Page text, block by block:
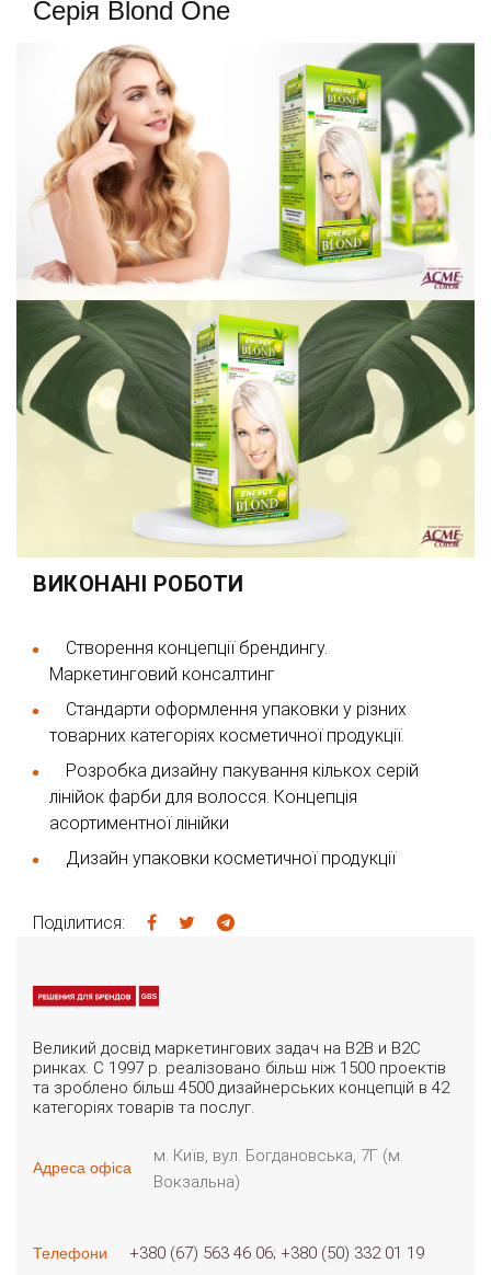
Серія Blond One
ВИКОНАНІ РОБОТИ
Створення концепції брендингу.
Маркетинговий консалтинг
Стандарти оформлення упаковки у різних
товарних категоріях косметичної продукції.
Розробка дизайну пакування кількох серій
лінійок фарби для волосся. Концепція
асортиментної лінійки
Дизайн упаковки косметичної продукції
Поділитися:
Великий досвід маркетингових задач на B2B и B2C
ринках. С 1997 р. реалізовано більш ніж 1500 проектів
та зроблено більш 4500 дизайнерських концепцій в 42
категоріях товарів та послуг.
Адреса офіса
м. Київ, вул. Богдановська, 7Г (м.
Вокзальна)
Телефони +380 (67) 563 46 06 +380 (50) 332 01 19